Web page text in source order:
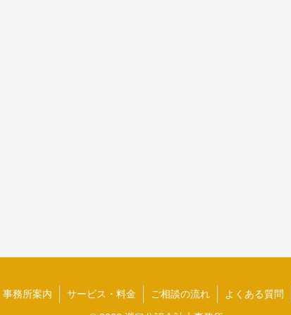
事務所案内 サービス・料金 ご相談の流れ よくある質問